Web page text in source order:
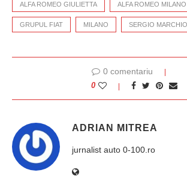
ALFA ROMEO GIULIETTA ALFA ROMEO MILANO
GRUPUL FIAT MILANO SERGIO
0 comentariu
0
ADRIAN MITREA
jurnalist auto 0-100.ro